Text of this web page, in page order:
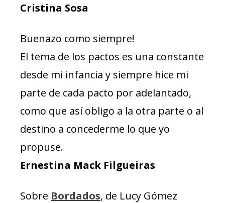
Cristina Sosa
Buenazo como siempre!
El tema de los pactos es una constante
desde mi infancia y siempre hice mi
parte de cada pacto por adelantado,
como que así obligo a la otra parte o al
destino a concederme lo que yo
propuse.
Ernestina Mack Filgueiras
Sobre Bordados, de Lucy Gómez